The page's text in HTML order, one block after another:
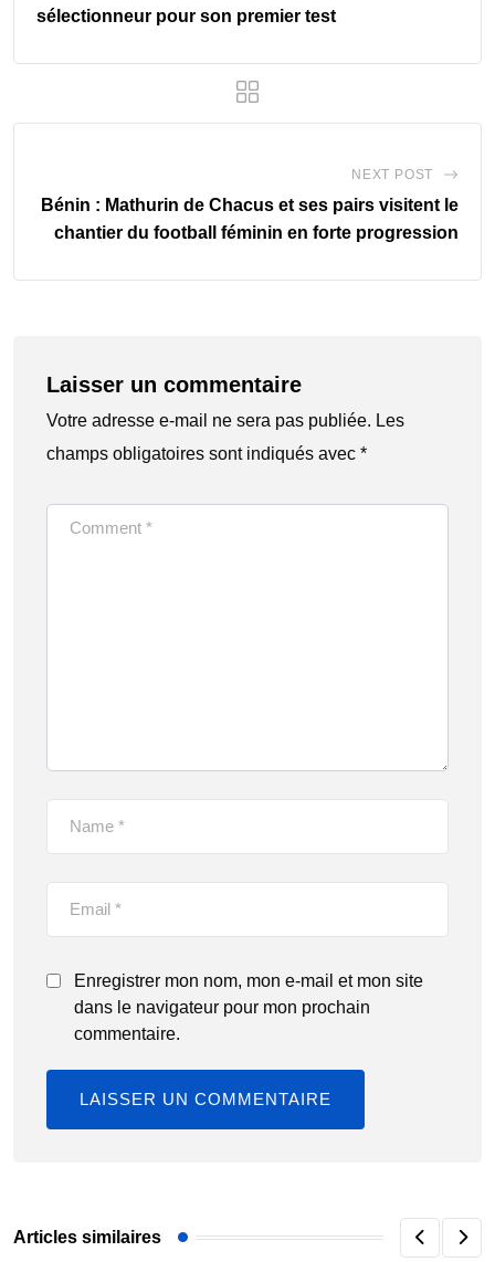
sélectionneur pour son premier test
NEXT POST
Bénin : Mathurin de Chacus et ses pairs visitent le
chantier du football féminin en forte progression
Laisser un commentaire
Votre adresse e-mail ne sera pas publiée. Les
champs obligatoires sont indiqués avec *
Enregistrer mon nom, mon e-mail et mon site
dans le navigateur pour mon prochain
commentaire.
Articles similaires